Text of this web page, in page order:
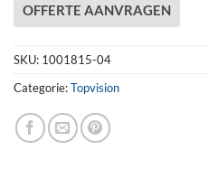
OFFERTE AANVRAGEN
SKU: 1001815-04
Categorie:Topvision